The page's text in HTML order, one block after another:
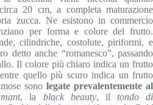
20 cm, a completa maturazione
zucca. Ne esistono in commercio
per forma e colore del frutto.
cilindriche, costolute, piriformi, e
detto anche “romanesco”, passando
Il colore più chiaro indica un frutto
quello più scuro indica un frutto
sono legate prevalentemente al
, la black beauty, il tondo di